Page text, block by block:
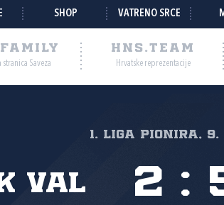
SHOP VATRENO SRCE
stranica Saveza
HNS.TEAM
Hrvatske reprezentacije
1. liga pionira, 9.
Val 2 :